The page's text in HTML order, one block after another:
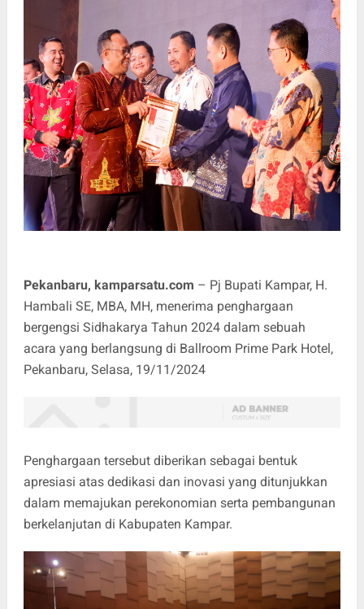
Pekanbaru, kamparsatu.com – Pj Bupati Kampar, H.
Hambali SE, MBA, MH, menerima penghargaan
bergengsi Sidhakarya Tahun 2024 dalam sebuah
acara yang berlangsung di Ballroom Prime Park Hotel,
Pekanbaru, Selasa, 19/11/2024
Penghargaan tersebut diberikan sebagai bentuk
apresiasi atas dedikasi dan inovasi yang ditunjukkan
dalam memajukan perekonomian serta pembangunan
berkelanjutan di Kabupaten Kampar.